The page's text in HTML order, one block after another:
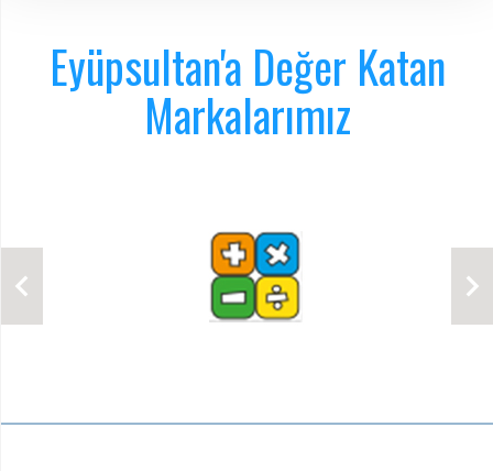
Eyüpsultan'a Değer Katan
Markalarımız